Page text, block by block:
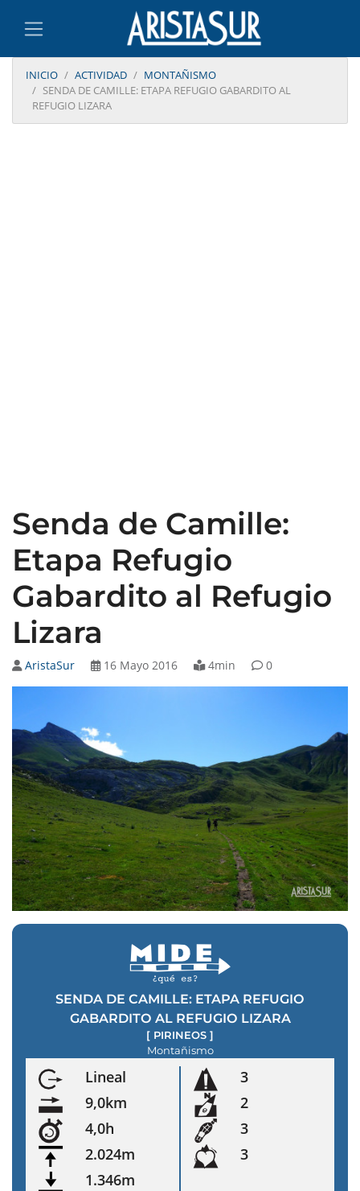
INICIO ACTIVIDAD
MONTAÑISMO
SENDA DE CAMILLE: ETAPA REFUGIO GABARDITO AL
REFUGIO LIZARA
Senda de Camille:
Etapa Refugio
Gabardito al Refugio
Lizara
AristaSur 16 Mayo 2016 4min 0
SENDA DE CAMILLE: ETAPA REFUGIO
GABARDITO AL REFUGIO LIZARA
[ PIRINEOS ]
Montañismo
Lineal
9,0km
4,0h
2.024m
1.346m
3
2
3
3